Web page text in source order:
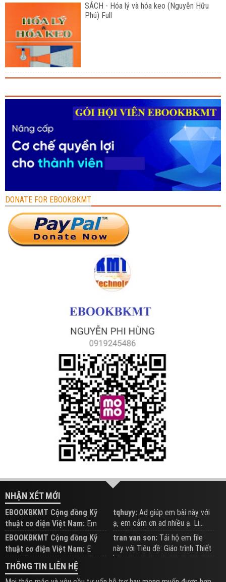
SÁCH - Hóa lý và hóa keo (Nguyễn Hữu
Phú) Full
DONATE FOR EBOOKBKMT
NHẬN XÉT MỚI
EBOOKBKMT Cộng đồng Kỹ
thuật cơ điện Việt Nam: Em
đăng trên Group hỗ trợ nhé
tqhuyy: Ad giúp em bài này với
ạ, em cảm ơn ad nhiều ạ. Li...
EBOOKBKMT Cộng đồng Kỹ
thuật cơ điện Việt Nam: E
xem hỗ trợ trên Group
tran van son: Tải hộ em file
này với Tiêu đề: Giáo trình Thiết
b...
THÔNG TIN LIÊN HỆ